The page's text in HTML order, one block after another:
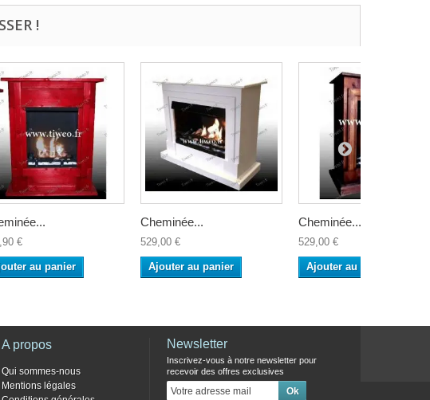
!
€
au panier
Cheminée...
529,00 €
Ajouter au panier
Cheminée...
529,00 €
Ajouter au panier
A propos
Qui sommes-nous
Mentions légales
Newsletter
Inscrivez-vous à notre newsletter pour
recevoir des offres exclusives